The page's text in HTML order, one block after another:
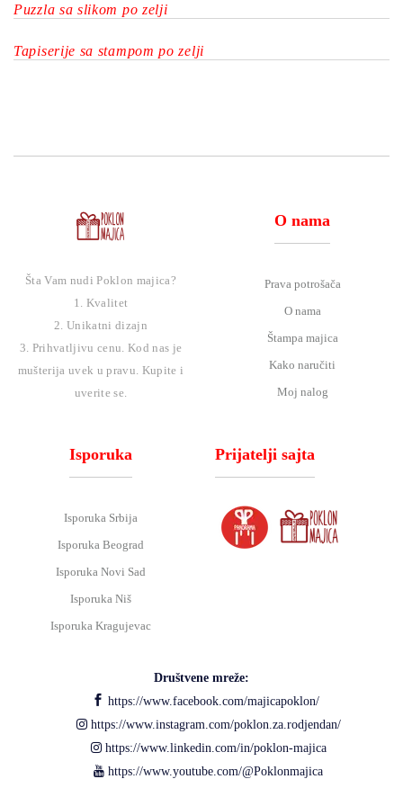
Puzzla sa slikom po zelji
Tapiserije sa stampom po zelji
Šta Vam nudi Poklon majica?
1. Kvalitet
2. Unikatni dizajn
3. Prihvatljivu cenu. Kod nas je
mušterija uvek u pravu. Kupite i
uverite se.
O nama
Prava potrošača
O nama
Štampa majica
Kako naručiti
Moj nalog
Isporuka
Isporuka Srbija
Isporuka Beograd
Isporuka Novi Sad
Isporuka Niš
Isporuka Kragujevac
Prijatelji sajta
Društvene mreže:
https://www.facebook.com/majicapoklon/
https://www.instagram.com/poklon.za.rodjendan/
https://www.linkedin.com/in/poklon-majica
https://www.youtube.com/@Poklonmajica